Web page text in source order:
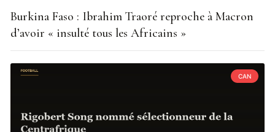
Burkina Faso : Ibrahim Traoré reproche à Macron
d’avoir « insulté tous les Africains »
CAN